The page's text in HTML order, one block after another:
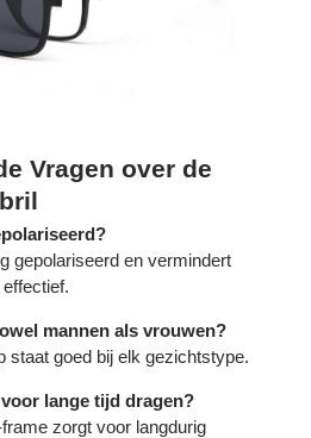
Vragen over de
gepolariseerd en vermindert
mannen als vrouwen?
staat goed bij elk gezichtstype.
lange tijd dragen?
zorgt voor langdurig